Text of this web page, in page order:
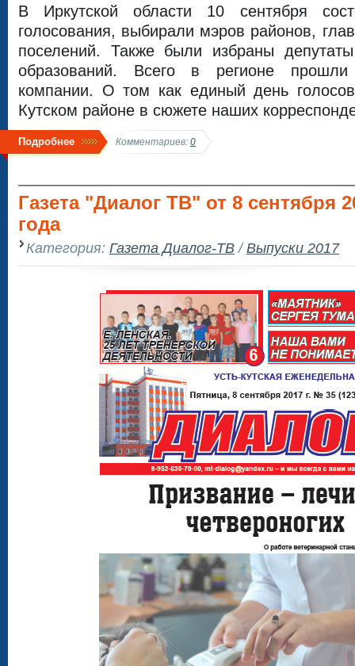
В Иркутской области 10 сентября
голосования, выбирали мэров районов,
поселений. Также были избраны
образований. Всего в регионе прошли
компании. О том как единый день
Кутском районе в сюжете наших
Подробнее Комментариев: 0
Газета "Диалог ТВ" от 8 сентября
года
Категория: Газета Диалог-ТВ/Выпуски 2017